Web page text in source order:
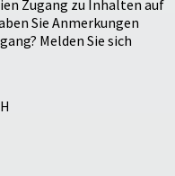
Zugang zu Inhalten auf
Sie Anmerkungen
Melden Sie sich